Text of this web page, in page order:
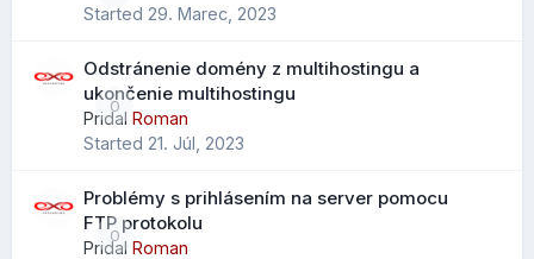
jednoduchší prechod z Outlooku alebo iných klientov
lepšie zachovanie telefónov, poznámok a ďalších polí
Pribudol nový parameter "scope" pre vyhľadávanie
kontaktov, ktorý rozširuje možnosti filtrovania a
Zobrazenie stránky na mobile:
Started 29. Marec, 2023
0
Odstránenie domény z multihostingu a
ukončenie multihostingu
Pridal Roman
Started 21. Júl, 2023
0
Problémy s prihlásením na server pomocu
FTP protokolu
Pridal Roman